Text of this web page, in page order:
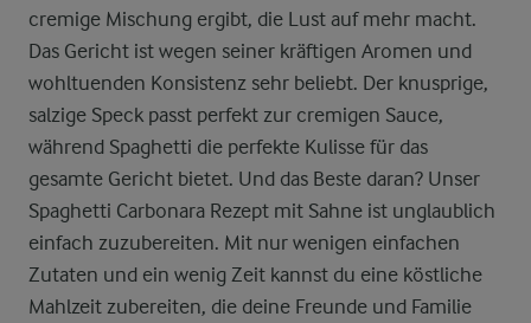
cremige Mischung ergibt, die Lust auf mehr macht.
Das Gericht ist wegen seiner kräftigen Aromen und
wohltuenden Konsistenz sehr beliebt. Der knusprige,
salzige Speck passt perfekt zur cremigen Sauce,
während Spaghetti die perfekte Kulisse für das
gesamte Gericht bietet. Und das Beste daran? Unser
Spaghetti Carbonara Rezept mit Sahne ist unglaublich
einfach zuzubereiten. Mit nur wenigen einfachen
Zutaten und ein wenig Zeit kannst du eine köstliche
Mahlzeit zubereiten, die deine Freunde und Familie